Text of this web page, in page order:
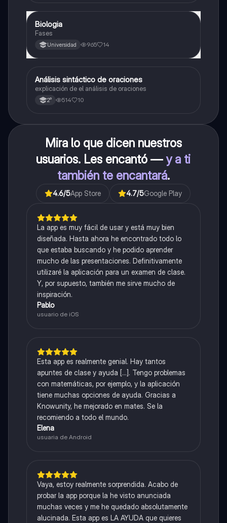
Biología
Biologia
Fases
Universidad 965 14
Lengua
Análisis sintáctico de oraciones
explicación de el análisis de oraciones
2° 514 10
Mira lo que dicen nuestros
usuarios. Les encantó —y a ti
también te encantará.
4.6/5App Store 4.7/5Google Play
La app es muy fácil de usar y está muy bien
diseñada. Hasta ahora he encontrado todo lo
que estaba buscando y he podido aprender
mucho de las presentaciones. Definitivamente
utilizaré la aplicación para un examen de clase.
Y, por supuesto, también me sirve mucho de
inspiración.
Pablo
usuario de iOS
Esta app es realmente genial. Hay tantos
apuntes de clase y ayuda [...]. Tengo problemas
con matemáticas, por ejemplo, y la aplicación
tiene muchas opciones de ayuda. Gracias a
Knowunity, he mejorado en mates. Se la
recomiendo a todo el mundo.
Elena
usuaria de Android
Vaya, estoy realmente sorprendida. Acabo de
probar la app porque la he visto anunciada
muchas veces y me he quedado absolutamente
alucinada. Esta app es LA AYUDA que quieres